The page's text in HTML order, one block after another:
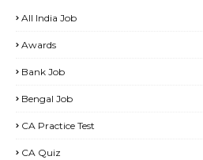
All India Job
Awards
Bank Job
Bengal Job
CA Practice Test
CA Quiz